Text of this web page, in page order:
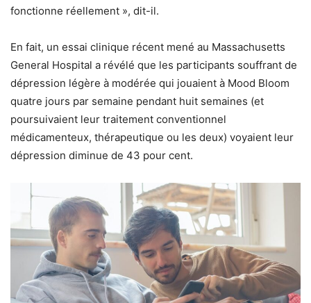
fonctionne réellement », dit-il.
En fait, un essai clinique récent mené au Massachusetts
General Hospital a révélé que les participants souffrant de
dépression légère à modérée qui jouaient à Mood Bloom
quatre jours par semaine pendant huit semaines (et
poursuivaient leur traitement conventionnel
médicamenteux, thérapeutique ou les deux) voyaient leur
dépression diminue de 43 pour cent.